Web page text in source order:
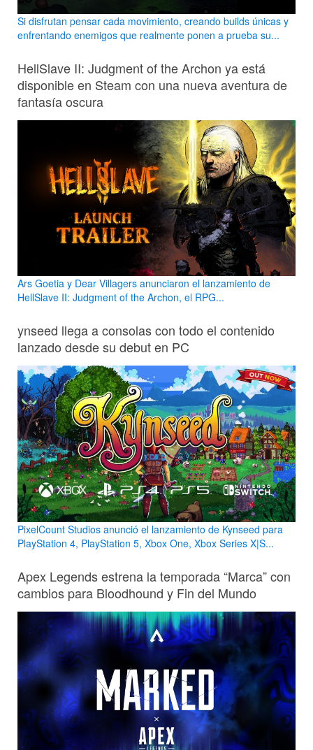
Si disfrutan pensar cada movimiento, creando builds únicas y
enfrentando enemigos que realmente ponen a prueba su...
HellSlave II: Judgment of the Archon ya está
disponible en Steam con una nueva aventura de
fantasía oscura
Ars Goetia y Dear Villagers anunciaron el lanzamiento de
HellSlave II: Judgment of the Archon, el RPG...
ynseed llega a consolas con todo el contenido
lanzado desde su debut en PC
PixelCount Studios anunció el lanzamiento de Kynseed para
PlayStation 4, PlayStation 5, Xbox One, Xbox Series X|S...
Apex Legends estrena la temporada “Marca” con
cambios para Bloodhound y Fin del Mundo